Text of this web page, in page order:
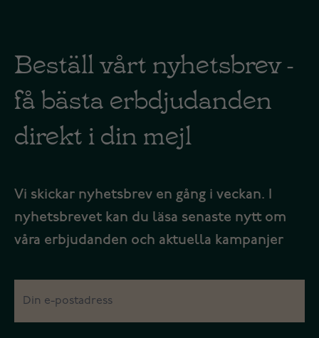
Beställ vårt nyhetsbrev -
få bästa erbdjudanden
direkt i din mejl
Vi skickar nyhetsbrev en gång i veckan. I
nyhetsbrevet kan du läsa senaste nytt om
våra erbjudanden och aktuella kampanjer